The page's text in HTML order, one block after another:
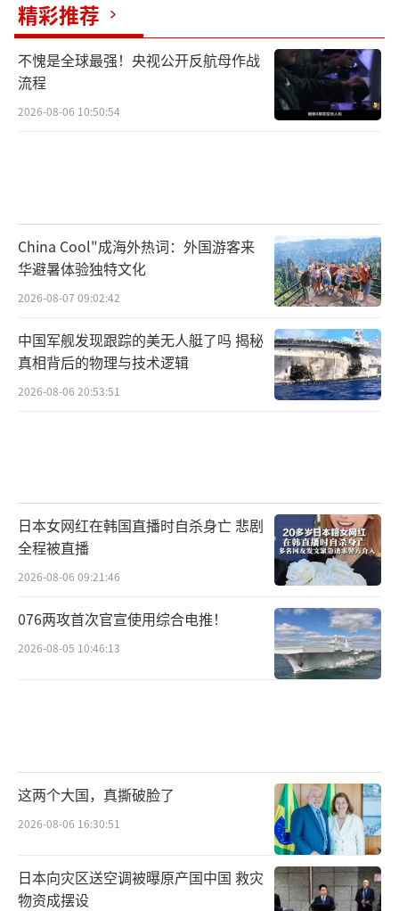
精彩推荐
不愧是全球最强！央视公开反航母作战
流程
2026-08-06 10:50:54
China Cool"成海外热词：外国游客来
华避暑体验独特文化
2026-08-07 09:02:42
中国军舰发现跟踪的美无人艇了吗 揭秘
真相背后的物理与技术逻辑
2026-08-06 20:53:51
日本女网红在韩国直播时自杀身亡 悲剧
全程被直播
2026-08-06 09:21:46
076两攻首次官宣使用综合电推！
2026-08-05 10:46:13
这两个大国，真撕破脸了
2026-08-06 16:30:51
日本向灾区送空调被曝原产国中国 救灾
物资成摆设